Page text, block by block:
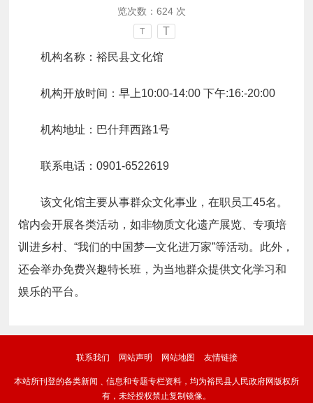
览次数： 624次
T T
机构名称：裕民县文化馆
机构开放时间：早上10:00-14:00 下午:16:-20:00
机构地址：巴什拜西路1号
联系电话：0901-6522619
该文化馆主要从事群众文化事业，在职员工45名。
馆内会开展各类活动，如非物质文化遗产展览、专项培
训进乡村、“我们的中国梦—文化进万家”等活动。此外，
还会举办免费兴趣特长班，为当地群众提供文化学习和
娱乐的平台。
联系我们 网站声明 网站地图 友情链接
本站所刊登的各类新闻﹑信息和专题专栏资料，均为裕民县人民政府网版权所
有，未经授权禁止复制镜像。